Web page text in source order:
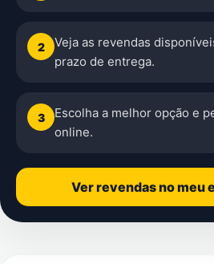
2
Veja as revendas
prazo de entrega.
3
Escolha a melhor opção e
online.
Ver revendas no meu